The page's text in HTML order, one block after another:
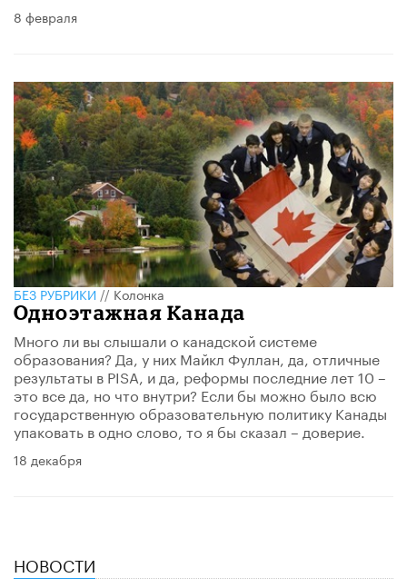
8 февраля
БЕЗ РУБРИКИ//Колонка
Одноэтажная Канада
Много ли вы слышали о канадской системе
образования? Да, у них Майкл Фуллан, да, отличные
результаты в PISA, и да, реформы последние лет 10 –
это все да, но что внутри? Если бы можно было всю
государственную образовательную политику Канады
упаковать в одно слово, то я бы сказал – доверие.
18 декабря
НОВОСТИ